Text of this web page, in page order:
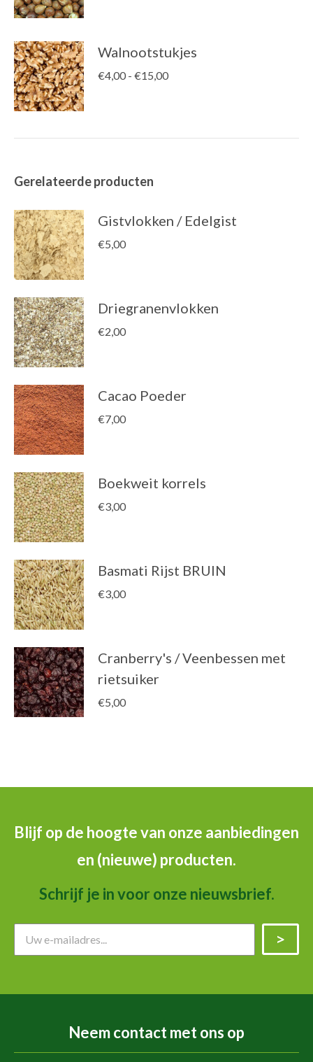
Walnootstukjes
€4,00 - €15,00Prijsklasse:
Gerelateerde producten
Gistvlokken / Edelgist
€5,00
Driegranenvlokken
€2,00
Cacao Poeder
€7,00
Boekweit korrels
€3,00
Basmati Rijst BRUIN
€3,00
Cranberry's / Veenbessen met
rietsuiker
€5,00
Blijf op de hoogte van onze aanbiedingen
en (nieuwe) producten.
Schrijf je in voor onze nieuwsbrief.
Neem contact met ons op